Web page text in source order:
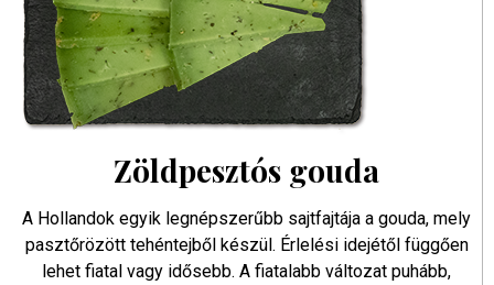
Zöldpesztós gouda
A Hollandok egyik legnépszerűbb sajtfajtája a gouda, mely
pasztőrözött tehéntejből készül. Érlelési idejétől függően
lehet fiatal vagy idősebb. A fiatalabb változat puhább,